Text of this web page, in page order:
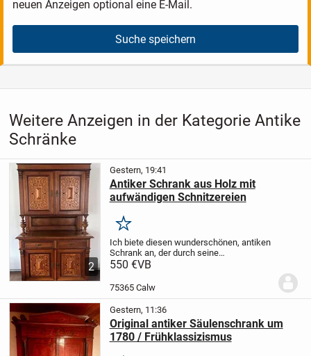
neuen Anzeigen optional eine E-Mail.
Suche speichern
Weitere Anzeigen in der Kategorie Antike
Schränke
2
Gestern, 19:41
Antiker Schrank aus Holz mit
aufwändigen Schnitzereien
Merken
Ich biete diesen wunderschönen, antiken
Schrank an, der durch seine
handwerkliche Detailverliebtheit sofort
gefertigt und besticht durch seine
550 €VB
75365 Calw
Gestern, 11:36
Original antiker Säulenschrank um
1780 / Frühklassizismus